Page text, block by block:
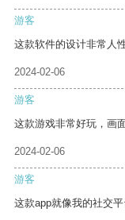
游客
这款软件的设计非常人
2024-02-06
游客
这款游戏非常好玩，画
2024-02-06
游客
这款app就像我的社交